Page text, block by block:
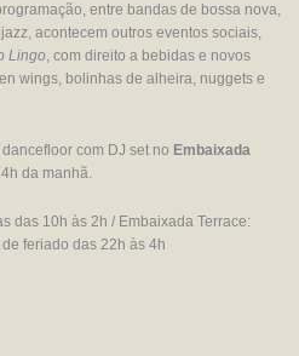
entre bandas de bossa nova,
acontecem outros eventos sociais,
Lingo, com direito a bebidas e novos
wings, bolinhas de alheira, nuggets e
com DJ set no Embaixada
da manhã.
das 10h às 2h / Embaixada Terrace:
feriado das 22h às 4h